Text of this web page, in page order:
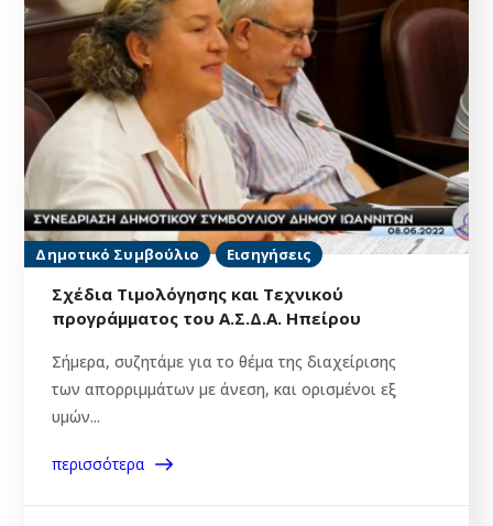
Δημοτικό Συμβούλιο Εισηγήσεις
Σχέδια Τιμολόγησης και Τεχνικού
προγράμματος του Α.Σ.Δ.Α. Ηπείρου
Σήμερα, συζητάμε για το θέμα της διαχείρισης
των απορριμμάτων με άνεση, και ορισμένοι εξ
υμών...
περισσότερα